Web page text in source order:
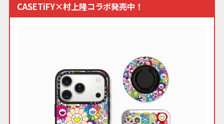
CASETiFY×村上隆コラボ発売中！